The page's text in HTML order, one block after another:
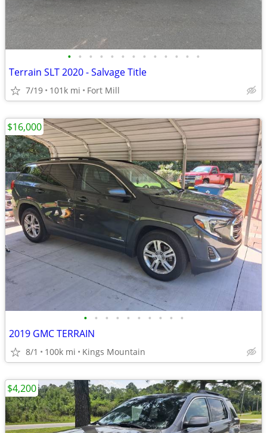
• • • • • • • • • • • • •
Terrain SLT 2020 - Salvage Title
7/19 101k mi Fort Mill
• • • • • • • • • •
2019 GMC TERRAIN
8/1 100k mi Kings Mountain
$16,000
$4,200